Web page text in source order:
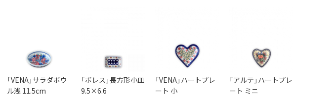
「VENA」サラダボウ
ル浅 11.5cm
「ボレス」長方形小皿
9.5×6.6
「VENA」ハートプレ
ート 小
「アルテ」ハートプレ
ート ミニ